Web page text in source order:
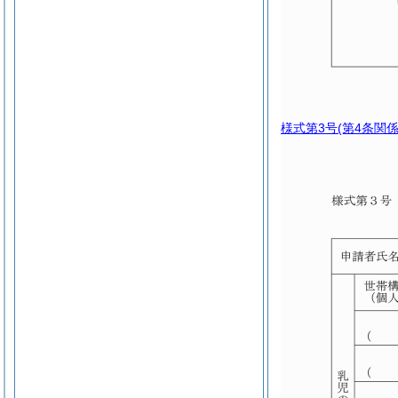
様式第3号(第4条関